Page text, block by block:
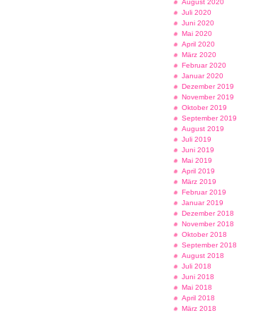
August 2020
Juli 2020
Juni 2020
Mai 2020
April 2020
März 2020
Februar 2020
Januar 2020
Dezember 2019
November 2019
Oktober 2019
September 2019
August 2019
Juli 2019
Juni 2019
Mai 2019
April 2019
März 2019
Februar 2019
Januar 2019
Dezember 2018
November 2018
Oktober 2018
September 2018
August 2018
Juli 2018
Juni 2018
Mai 2018
April 2018
März 2018